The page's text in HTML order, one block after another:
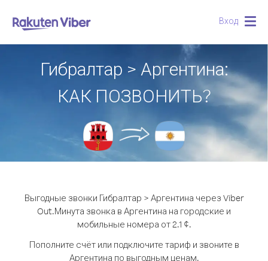
Вход
Гибралтар > Аргентина:
КАК ПОЗВОНИТЬ?
Выгодные звонки Гибралтар > Аргентина через Viber
Out.Минута звонка в Аргентина на городские и
мобильные номера от 2.1 ¢.
Пополните счёт или подключите тариф и звоните в
Аргентина по выгодным ценам.